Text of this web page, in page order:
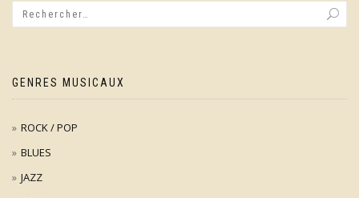
GENRES MUSICAUX
ROCK / POP
BLUES
JAZZ